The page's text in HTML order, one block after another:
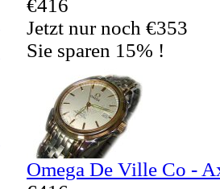
€416
Jetzt nur noch €353
Sie sparen 15% !
Omega De Ville Co -